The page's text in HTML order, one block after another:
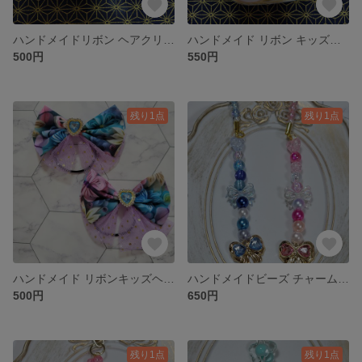
500円
550円
残り1点
500円
残り1点
650円
残り1点 残り1点